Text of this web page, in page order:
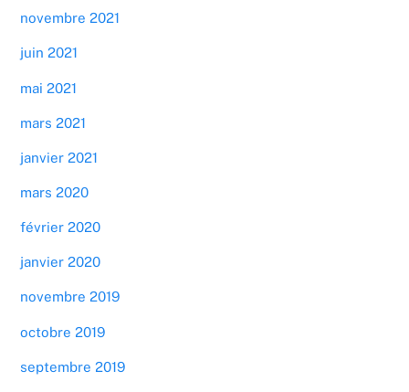
novembre 2021
juin 2021
mai 2021
mars 2021
janvier 2021
mars 2020
février 2020
janvier 2020
novembre 2019
octobre 2019
septembre 2019